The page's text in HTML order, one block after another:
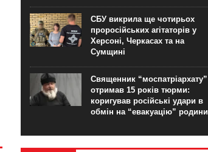
СБУ викрила ще чотирьох
проросійських агітаторів у
Херсоні, Черкасах та на
Сумщині
Священник “моспатріархату”
отримав 15 років тюрми:
коригував російські удари в
обмін на “евакуацію” родини